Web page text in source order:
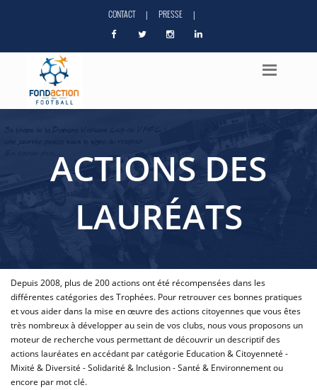
CONTACT | PRESSE |
ACTIONS DES
LAURÉATS
Depuis 2008, plus de 200 actions ont été récompensées dans les
différentes catégories des Trophées. Pour retrouver ces bonnes pratiques
et vous aider dans la mise en œuvre des actions citoyennes que vous êtes
très nombreux à développer au sein de vos clubs, nous vous proposons un
moteur de recherche vous permettant de découvrir un descriptif des
actions lauréates en accédant par catégorie Education & Citoyenneté -
Mixité & Diversité - Solidarité & Inclusion - Santé & Environnement ou
encore par mot clé.